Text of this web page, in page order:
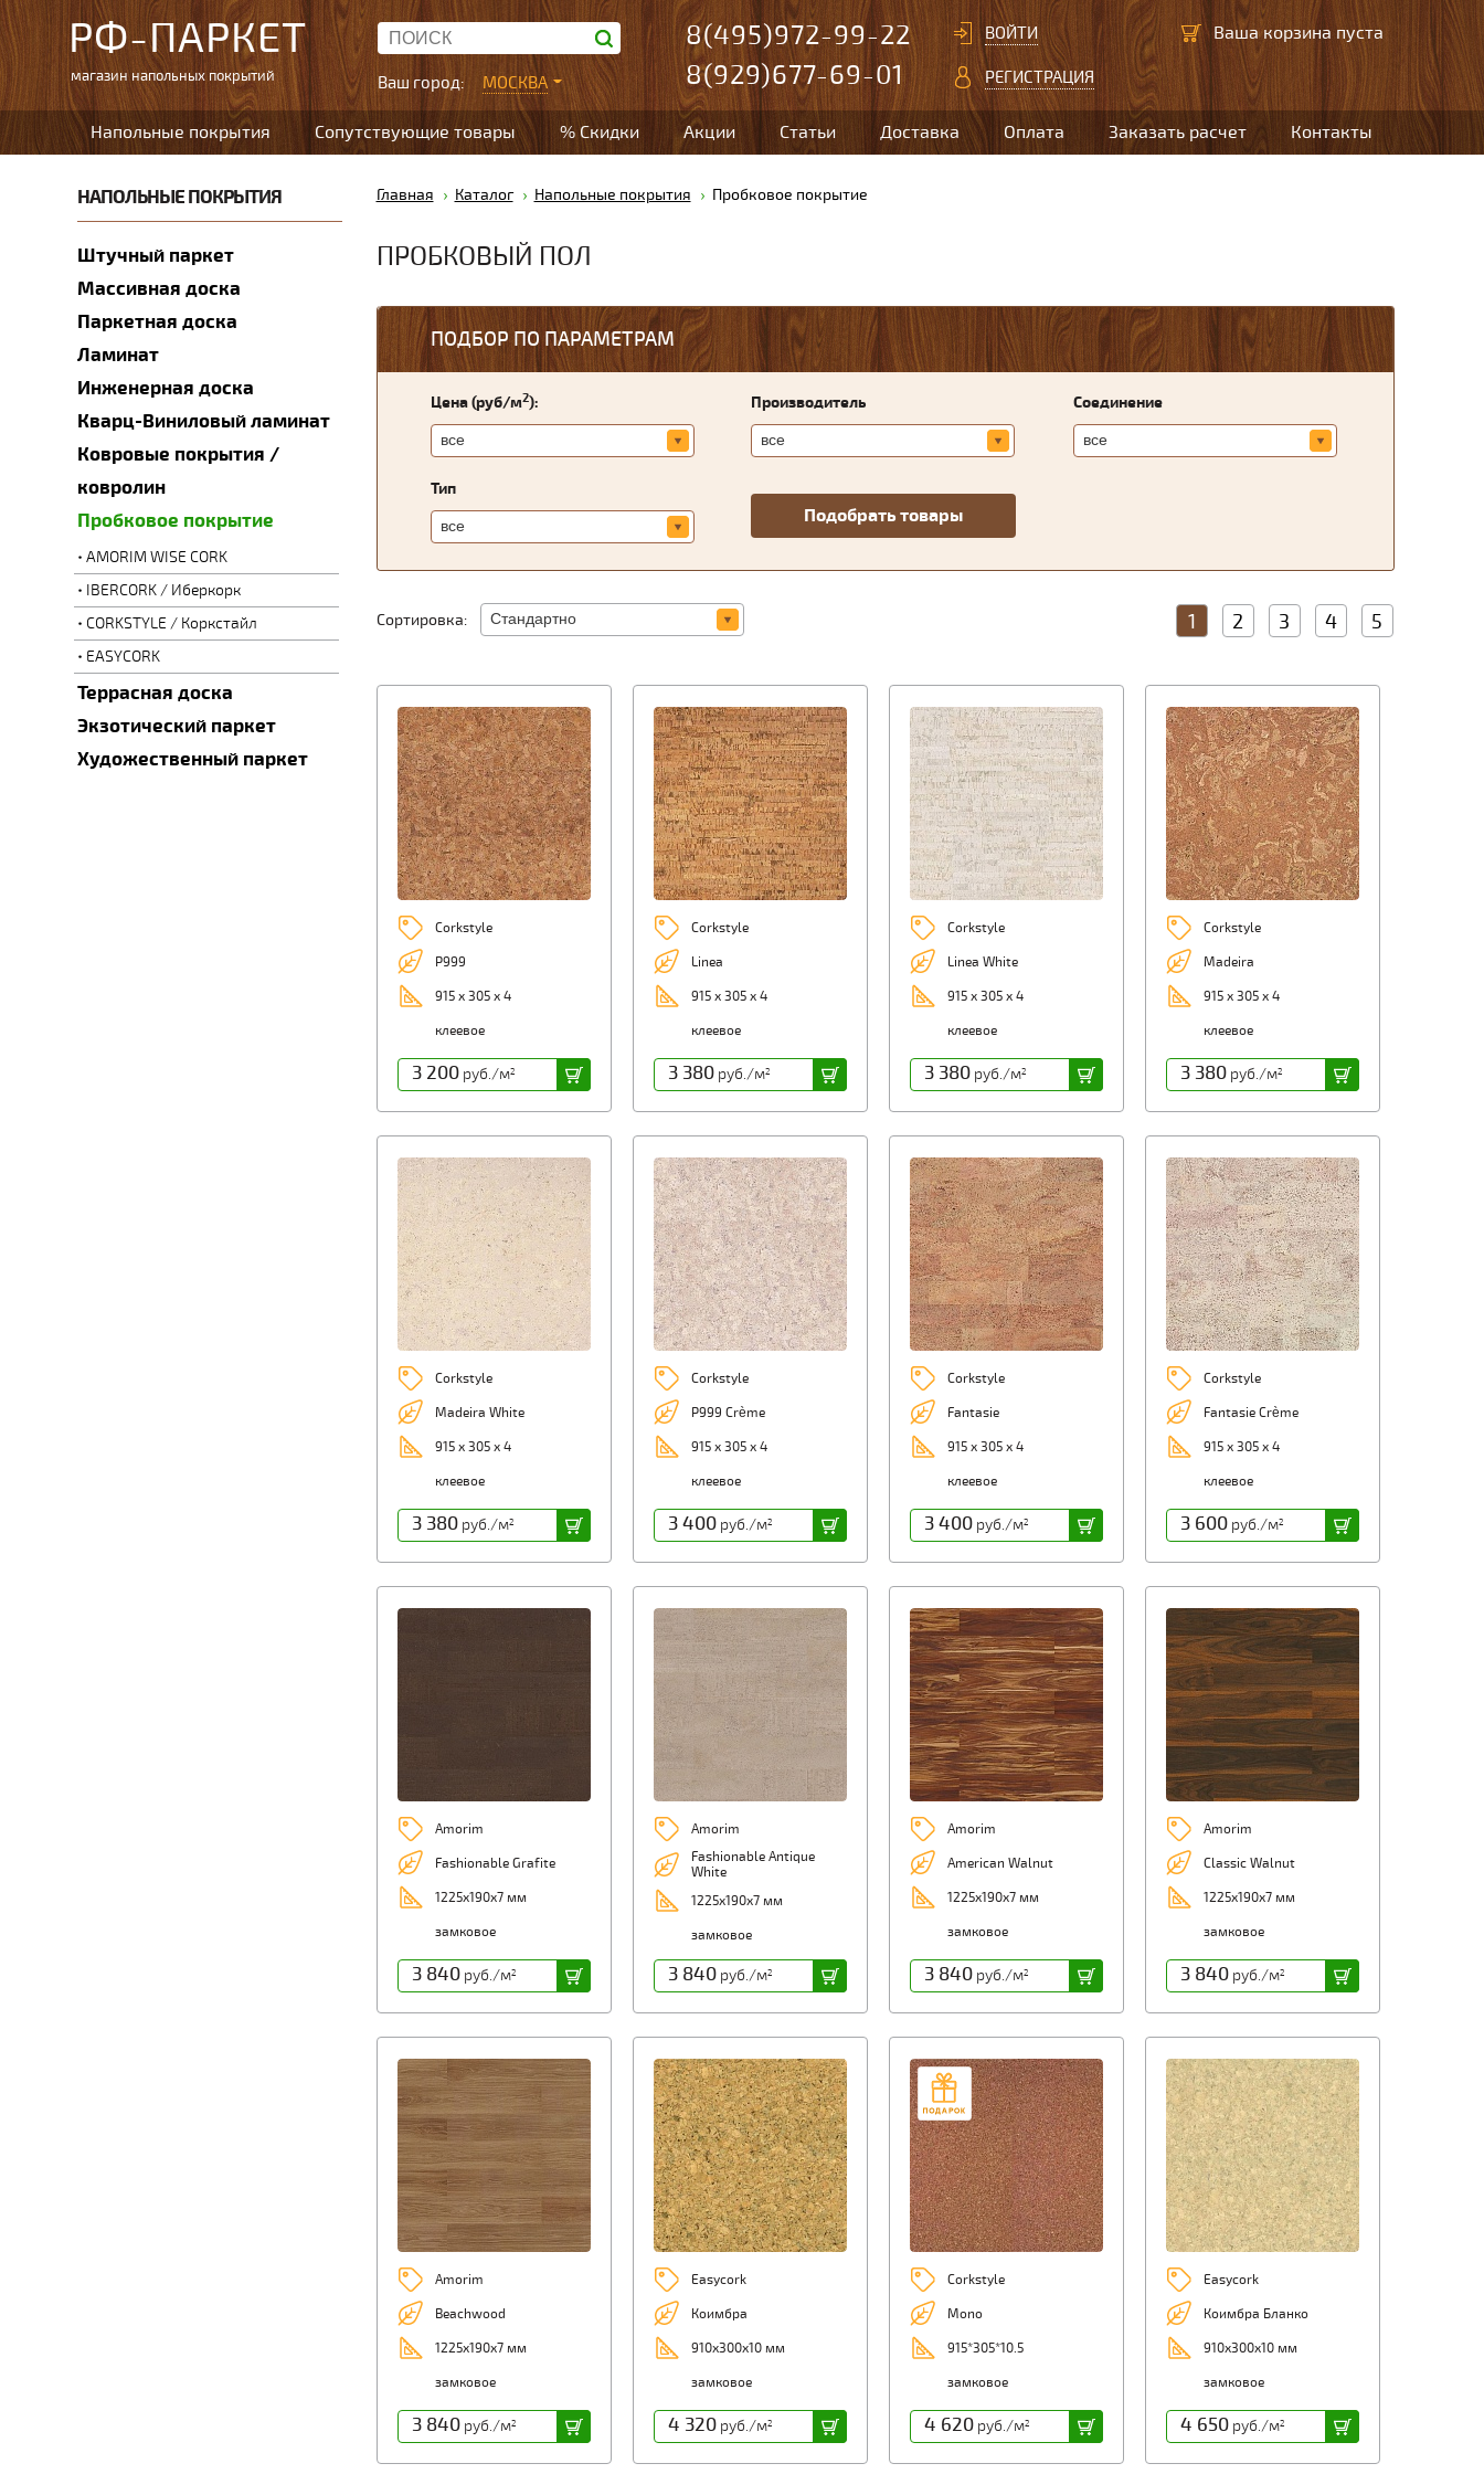
РФ-ПАРКЕТ
магазин напольных покрытий Ваш город: МОСКВА
8(495)972-99-22
8(929)677-69-01
ВОЙТИ
РЕГИСТРАЦИЯ
Ваша корзина пуста
Напольные покрытия Сопутствующие товары % Скидки Акции Статьи Доставка Оплата Заказать расчет Контакты
НАПОЛЬНЫЕ ПОКРЫТИЯ
Штучный паркет
Массивная доска
Паркетная доска
Ламинат
Инженерная доска
Кварц-Виниловый ламинат
Ковровые покрытия /
ковролин
Пробковое покрытие
AMORIM WISE CORK
IBERCORK / Иберкорк
CORKSTYLE / Коркстайл
EASYCORK
Террасная доска
Экзотический паркет
Художественный паркет
Главная Каталог Напольные покрытия Пробковое покрытие
ПРОБКОВЫЙ ПОЛ
ПОДБОР ПО ПАРАМЕТРАМ
Цена (руб/м2): Производитель Соединение
Тип
Сортировка: 1 2 3 4 5
Corkstyle
P999
915 х 305 х 4
клеевое
3 200руб./м2
Corkstyle
Linea
915 х 305 х 4
клеевое
3 380руб./м2
Corkstyle
Linea White
915 х 305 х 4
клеевое
3 380руб./м2
Corkstyle
Madeira
915 х 305 х 4
клеевое
3 380руб./м2
Corkstyle
Madeira White
915 х 305 х 4
клеевое
3 380руб./м2
Corkstyle
P999 Crème
915 х 305 х 4
клеевое
3 400руб./м2
Corkstyle
Fantasie
915 х 305 х 4
клеевое
3 400руб./м2
Corkstyle
Fantasie Crème
915 х 305 х 4
клеевое
3 600руб./м2
Amorim
Fashionable Grafite
1225х190х7 мм
замковое
3 840руб./м2
Amorim
Fashionable Antique
White
1225х190х7 мм
замковое
3 840руб./м2
Amorim
American Walnut
1225х190х7 мм
замковое
3 840руб./м2
Amorim
Classic Walnut
1225х190х7 мм
замковое
3 840руб./м2
Amorim
Beachwood
1225х190х7 мм
замковое
3 840руб./м2
Easycork
Коимбра
910х300х10 мм
замковое
4 320руб./м2
Corkstyle
Mono
915*305*10.5
замковое
4 620руб./м2
Easycork
Коимбра Бланко
910х300х10 мм
замковое
4 650руб./м2